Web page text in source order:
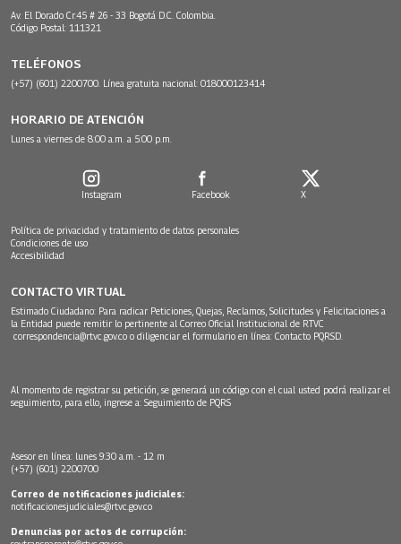
Av. El Dorado Cr.45 # 26 - 33 Bogotá D.C. Colombia.
Código Postal: 111321
TELÉFONOS
(+57) (601) 2200700. Línea gratuita nacional: 018000123414
HORARIO DE ATENCIÓN
Lunes a viernes de 8:00 a.m. a 5:00 p.m.
Instagram Facebook X
Política de privacidad y tratamiento de datos personales
Condiciones de uso
Accesibilidad
CONTACTO VIRTUAL
Estimado Ciudadano: Para radicar Peticiones, Quejas, Reclamos, Solicitudes y Felicitaciones a
la Entidad puede remitir lo pertinente al Correo Oficial Institucional de RTVC
correspondencia@rtvc.gov.co o diligenciar el formulario en línea: Contacto PQRSD.
Al momento de registrar su petición, se generará un código con el cual usted podrá realizar el
seguimiento, para ello, ingrese a: Seguimiento de PQRS
Asesor en línea: lunes 9:30 a.m. - 12 m
(+57) (601) 2200700
Correo de notificaciones judiciales:
notificacionesjudiciales@rtvc.gov.co
Denuncias por actos de corrupción: